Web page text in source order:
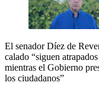
El senador Díez de
calado “siguen
mientras el Gobierno
los ciudadanos”